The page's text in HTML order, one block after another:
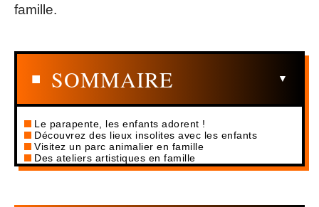
famille.
SOMMAIRE
Le parapente, les enfants adorent !
Découvrez des lieux insolites avec les enfants
Visitez un parc animalier en famille
Des ateliers artistiques en famille